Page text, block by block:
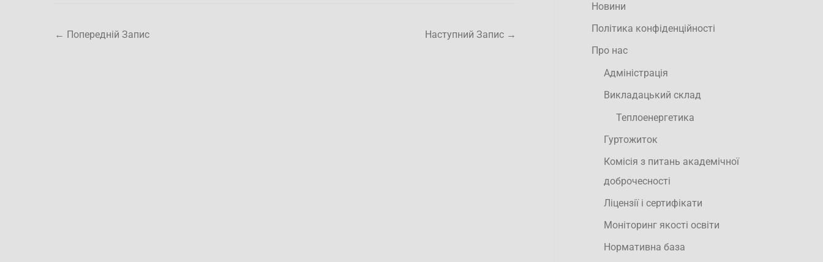
← Попередній Запис Наступний Запис →
Новини
Політика конфіденційності
Про нас
Адміністрація
Викладацький склад
Теплоенергетика
Гуртожиток
Комісія з питань академічної
доброчесності
Ліцензії і сертифікати
Моніторинг якості освіти
Нормативна база